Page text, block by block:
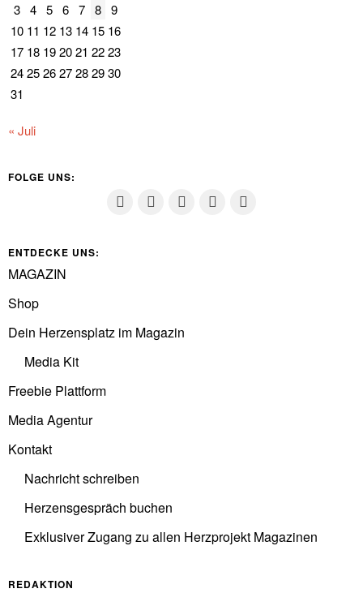
3 4 5 6 7 8 9
10 11 12 13 14 15 16
17 18 192021 2223
24252627282930
31
« Juli
FOLGE UNS:
ENTDECKE UNS:
MAGAZIN
Shop
Dein Herzensplatz im Magazin
Media Kit
Freebie Plattform
Media Agentur
Kontakt
Nachricht schreiben
Herzensgespräch buchen
Exklusiver Zugang zu allen Herzprojekt Magazinen
REDAKTION